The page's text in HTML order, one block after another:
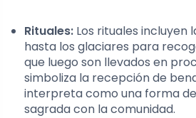
Rituales: Los rituales incluyen
hasta los glaciares para
que luego son llevados en
simboliza la recepción de
interpreta como una forma
sagrada con la comunidad.